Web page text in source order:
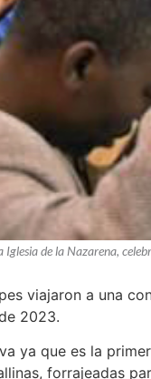
de la Nazarena,
viajaron a una
2023.
ya que es la
forrajeadas